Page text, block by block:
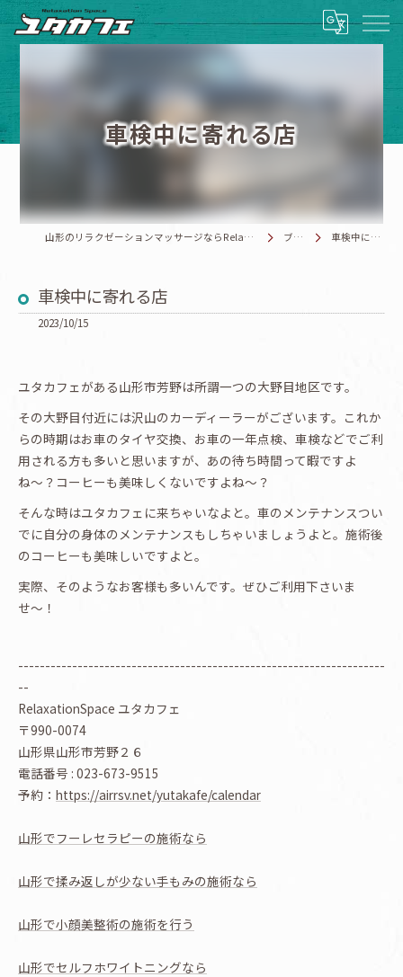
車検中に寄れる店
山形のリラクゼーションマッサージならRelaxationSpace ユタカフェ ブログ 車検中に寄れる店
車検中に寄れる店
2023/10/15
ユタカフェがある山形市芳野は所謂一つの大野目地区です。
その大野目付近には沢山のカーディーラーがございます。これか
らの時期はお車のタイヤ交換、お車の一年点検、車検などでご利
用される方も多いと思いますが、あの待ち時間って暇ですよ
ね〜？コーヒーも美味しくないですよね〜？
そんな時はユタカフェに来ちゃいなよと。車のメンテナンスつい
でに自分の身体のメンテナンスもしちゃいましょうよと。施術後
のコーヒーも美味しいですよと。
実際、そのようなお客様も多いんです。ぜひご利用下さいま
せ〜！
--------------------------------------------------------------------
--
RelaxationSpace ユタカフェ
〒990-0074
山形県山形市芳野２６
電話番号 : 023-673-9515
予約： https://airrsv.net/yutakafe/calendar
山形でフーレセラピーの施術なら
山形で揉み返しが少ない手もみの施術なら
山形で小顔美整術の施術を行う
山形でセルフホワイトニングなら